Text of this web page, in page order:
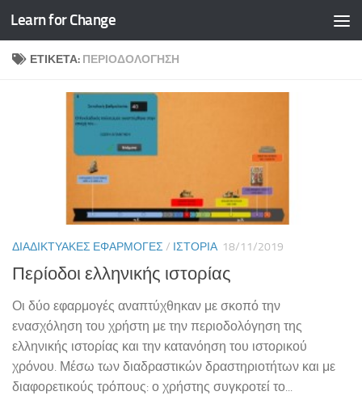
Skip to content
Learn for Change
ΕΤΙΚΈΤΑ: ΠΕΡΙΟΔΟΛΌΓΗΣΗ
ΔΙΑΔΙΚΤΥΑΚΈΣ ΕΦΑΡΜΟΓΈΣ / ΙΣΤΟΡΊΑ 18/11/2019
Περίοδοι ελληνικής ιστορίας
Οι δύο εφαρμογές αναπτύχθηκαν με σκοπό την
ενασχόληση του χρήστη με την περιοδολόγηση της
ελληνικής ιστορίας και την κατανόηση του ιστορικού
χρόνου. Μέσω των διαδραστικών δραστηριοτήτων και με
διαφορετικούς τρόπους: ο χρήστης συγκροτεί το...